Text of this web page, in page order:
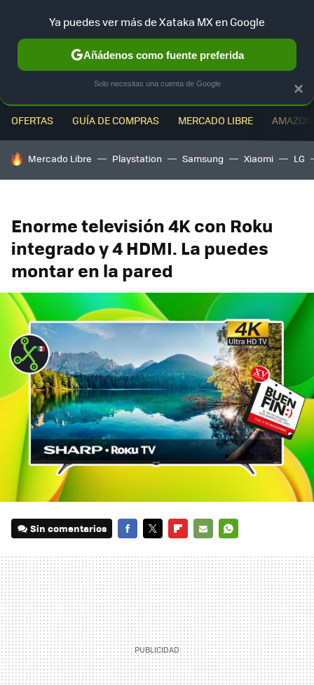
OFERTAS GUÍA DE COMPRAS MERCADO LIBRE
HOY SE HABLA DE
Mercado Libre Playstation Samsung Xiaomi LG
Enorme televisión 4K con Roku
integrado y 4 HDMI. La puedes
montar en la pared
Sin comentarios
MAIL
×
Ya puedes ver más de Xataka MX en Google
Añádenos como fuente preferida
Solo necesitas una cuenta de Google